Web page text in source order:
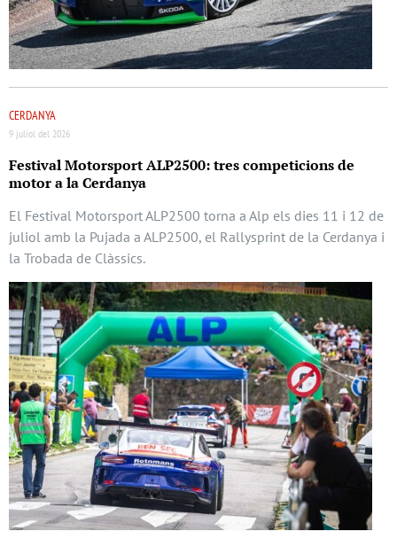
CERDANYA
9 juliol del 2026
Festival Motorsport ALP2500: tres competicions de
motor a la Cerdanya
El Festival Motorsport ALP2500 torna a Alp els dies 11 i 12 de
juliol amb la Pujada a ALP2500, el Rallysprint de la Cerdanya i
la Trobada de Clàssics.